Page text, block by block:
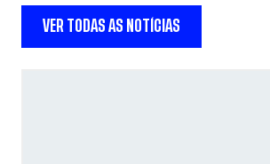
VER TODAS AS NOTÍCIAS